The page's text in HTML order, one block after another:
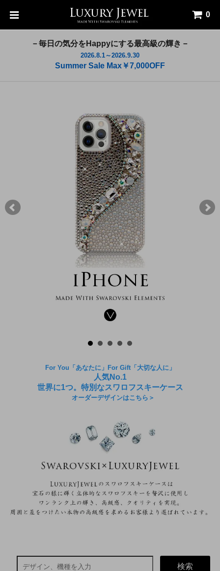
0
－毎日の気分をHappyにする最高級の輝き－
2026.8.1～2026.9.30
Summer Sale Max￥7,000OFF
For You「あなたに」For Gift「大切な人に」
人気No.1
世界に1つ。特別なスワロフスキーケース
オーダーデザインはこちら＞
検索